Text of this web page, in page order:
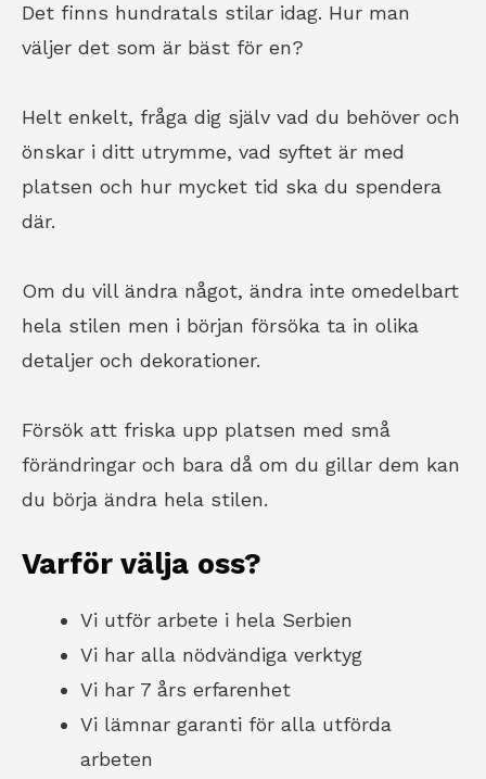
Det finns hundratals stilar idag. Hur man
väljer det som är bäst för en?
Helt enkelt, fråga dig själv vad du behöver och
önskar i ditt utrymme, vad syftet är med
platsen och hur mycket tid ska du spendera
där.
Om du vill ändra något, ändra inte omedelbart
hela stilen men i början försöka ta in olika
detaljer och dekorationer.
Försök att friska upp platsen med små
förändringar och bara då om du gillar dem kan
du börja ändra hela stilen.
Varför välja oss?
Vi utför arbete i hela Serbien
Vi har alla nödvändiga verktyg
Vi har 7 års erfarenhet
Vi lämnar garanti för alla utförda
arbeten